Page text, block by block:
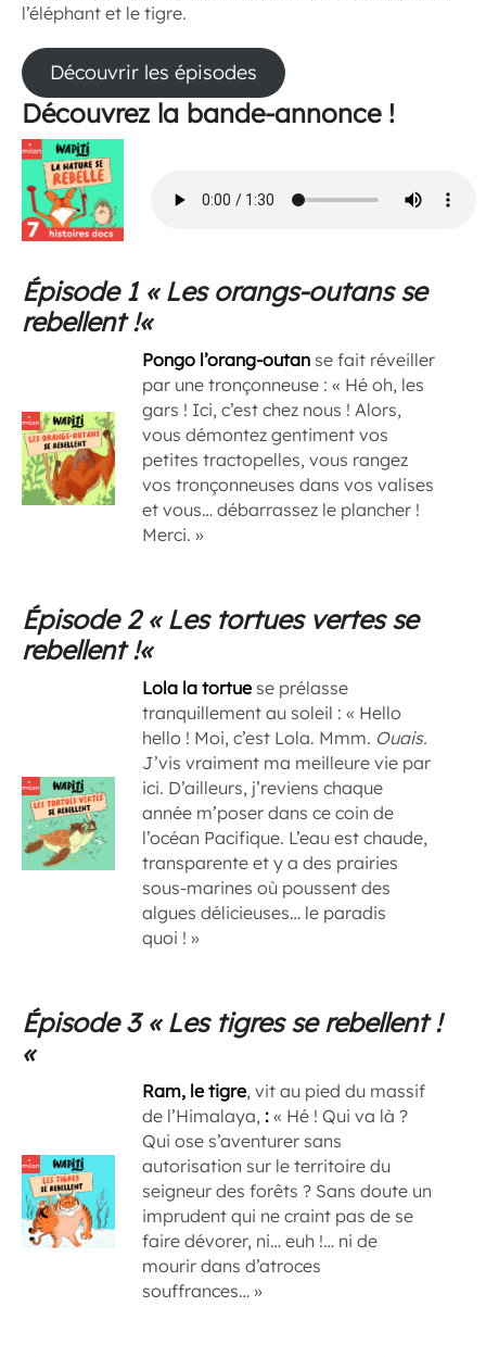
l’éléphant et le tigre.
Découvrir les épisodes
Découvrez la bande-annonce !
Épisode 1 « Les orangs-outans se
rebellent !«
Pongo l’orang-outan se fait réveiller
par une tronçonneuse : « Hé oh, les
gars ! Ici, c’est chez nous ! Alors,
vous démontez gentiment vos
petites tractopelles, vous rangez
vos tronçonneuses dans vos valises
et vous… débarrassez le plancher !
Merci. »
Épisode 2 « Les tortues vertes se
rebellent !«
Lola la tortuese prélasse
tranquillement au soleil : « Hello
hello ! Moi, c’est Lola. Mmm. Ouais.
J’vis vraiment ma meilleure vie par
ici. D’ailleurs, j’reviens chaque
année m’poser dans ce coin de
l’océan Pacifique. L’eau est chaude,
transparente et y a des prairies
sous-marines où poussent des
algues délicieuses… le paradis
quoi ! »
Épisode 3 « Les tigres se rebellent !
«
Ram, le tigre, vit au pied du massif
de l’Himalaya, : « Hé ! Qui va là ?
Qui ose s’aventurer sans
autorisation sur le territoire du
seigneur des forêts ? Sans doute un
imprudent qui ne craint pas de se
faire dévorer, ni… euh !… ni de
mourir dans d’atroces
souffrances… »